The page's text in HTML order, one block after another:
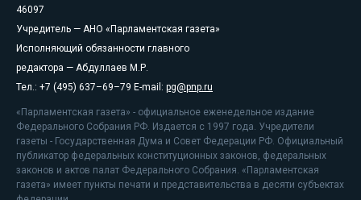
46097
Учредитель — АНО «Парламентская газета»
Исполняющий обязанности главного
редактора — Абдуллаев М.Р.
Тел.: +7 (495) 637–69–79 E-mail: pg@pnp.ru
«Парламентская газета» - официальное еженедельное издание
Федерального Собрания РФ. Издается с 1997 года. Учредители
газеты - Государственная Дума и Совет Федерации РФ. Официальный
публикатор федеральных конституционных законов, федеральных
законов и актов палат Федерального Собрания. «Парламентская
газета» имеет пункты печати и представительства в десяти субъектах